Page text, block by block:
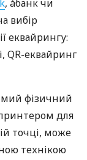
, àбанк чи
вибір
еквайрингу:
QR-еквайринг
фізичний
для
точці, може
технікою